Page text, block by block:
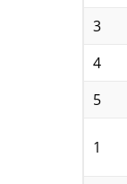
3
4
5
1